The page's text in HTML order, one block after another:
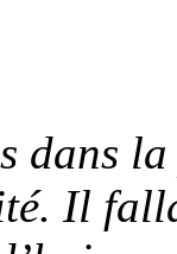
dans
Il